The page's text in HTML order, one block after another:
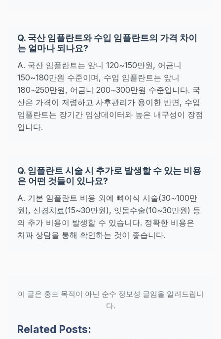
Q. 국산 임플란트와 수입 임플란트의 가격 차이
는 얼마나 되나요?
A. 국산 임플란트는 앞니 120~150만원, 어금니
150~180만원 수준이며, 수입 임플란트는 앞니
180~250만원, 어금니 200~300만원 수준입니다. 국
산은 가격이 저렴하고 사후관리가 용이한 반면, 수입
임플란트는 장기간 임상데이터와 높은 내구성이 장점
입니다.
Q. 임플란트 시술 시 추가로 발생할 수 있는 비용
은 어떤 것들이 있나요?
A. 기본 임플란트 비용 외에 뼈이식 시술(30~100만
원), 신경치료(15~30만원), 잇몸수술(10~30만원) 등
의 추가 비용이 발생할 수 있습니다. 정확한 비용은
치과 상담을 통해 확인하는 것이 좋습니다.
이 글은 홍보 목적이 아닌 순수 정보성 글임을 알려드립니
다.
Related Posts: